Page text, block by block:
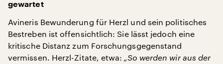
gewartet
Avineris Bewunderung für Herzl und sein politisches
Bestreben ist offensichtlich: Sie lässt jedoch eine
kritische Distanz zum Forschungsgegenstand
vermissen. Herzl-Zitate, etwa: „So werden wir aus der